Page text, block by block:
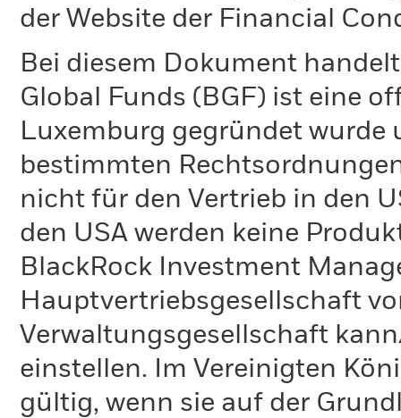
der Website der Financial
Bei diesem Dokument
Global Funds (BGF) ist eine
Luxemburg gegründet
bestimmten
nicht für den Vertrieb in den
den USA werden keine
BlackRock Investment
Hauptvertriebsgesellschaft
Verwaltungsgesellschaft
einstellen. Im Vereinigten
gültig, wenn sie auf der